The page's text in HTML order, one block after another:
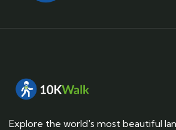
Explore the world's most beautiful